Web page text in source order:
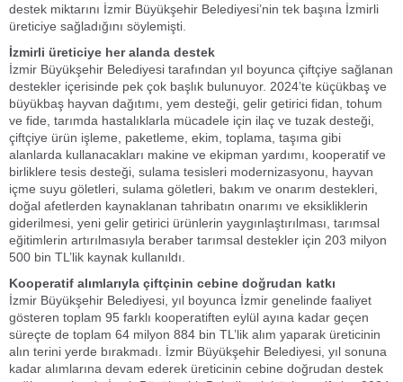
destek miktarını İzmir Büyükşehir Belediyesi’nin tek başına İzmirli
üreticiye sağladığını söylemişti.
İzmirli üreticiye her alanda destek
İzmir Büyükşehir Belediyesi tarafından yıl boyunca çiftçiye sağlanan
destekler içerisinde pek çok başlık bulunuyor. 2024’te küçükbaş ve
büyükbaş hayvan dağıtımı, yem desteği, gelir getirici fidan, tohum
ve fide, tarımda hastalıklarla mücadele için ilaç ve tuzak desteği,
çiftçiye ürün işleme, paketleme, ekim, toplama, taşıma gibi
alanlarda kullanacakları makine ve ekipman yardımı, kooperatif ve
birliklere tesis desteği, sulama tesisleri modernizasyonu, hayvan
içme suyu göletleri, sulama göletleri, bakım ve onarım destekleri,
doğal afetlerden kaynaklanan tahribatın onarımı ve eksikliklerin
giderilmesi, yeni gelir getirici ürünlerin yaygınlaştırılması, tarımsal
eğitimlerin artırılmasıyla beraber tarımsal destekler için 203 milyon
500 bin TL’lik kaynak kullanıldı.
Kooperatif alımlarıyla çiftçinin cebine doğrudan katkı
İzmir Büyükşehir Belediyesi, yıl boyunca İzmir genelinde faaliyet
gösteren toplam 95 farklı kooperatiften eylül ayına kadar geçen
süreçte de toplam 64 milyon 884 bin TL’lik alım yaparak üreticinin
alın terini yerde bırakmadı. İzmir Büyükşehir Belediyesi, yıl sonuna
kadar alımlarına devam ederek üreticinin cebine doğrudan destek